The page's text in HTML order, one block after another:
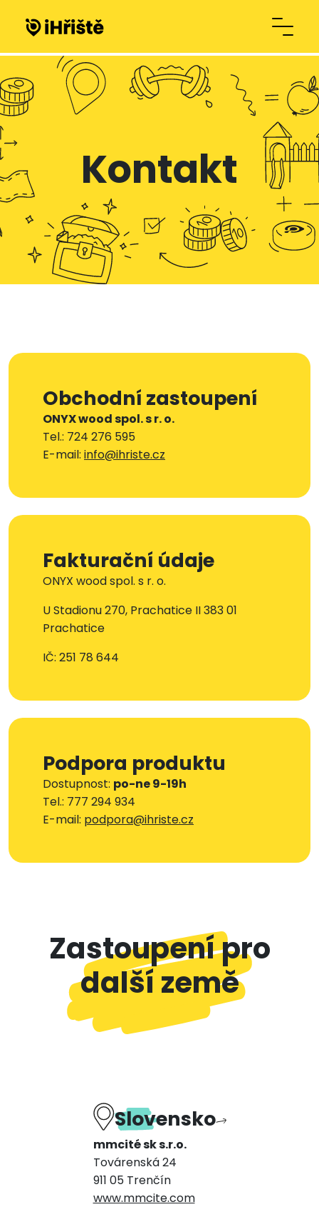
Kontakt
Obchodní zastoupení
ONYX wood spol. s r. o.
Tel.: 724 276 595
E-mail: info@ihriste.cz
Fakturační údaje
ONYX wood spol. s r. o.
U Stadionu 270, Prachatice II 383 01
Prachatice
IČ: 251 78 644
Podpora produktu
Dostupnost: po-ne 9-19h
Tel.: 777 294 934
E-mail: podpora@ihriste.cz
Zastoupení pro
další země
Slovensko
mmcité sk s.r.o.
Továrenská 24
911 05 Trenčín
www.mmcite.com